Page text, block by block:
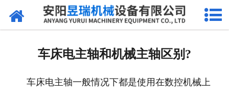
网站首页
车床电主轴和机械主轴区别?
车床电主轴一般情况下都是使用在数控机械上